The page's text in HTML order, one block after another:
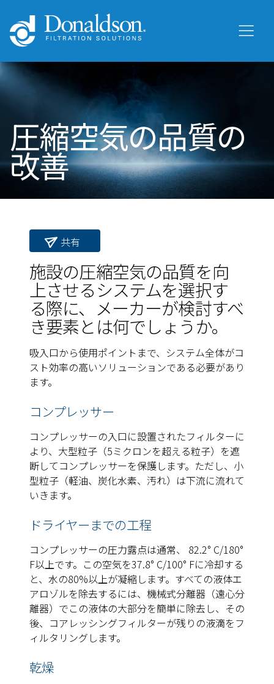
圧縮空気の品質の
改善
共有
施設の圧縮空気の品質を向
上させるシステムを選択す
る際に、メーカーが検討すべ
き要素とは何でしょうか。
吸入口から使用ポイントまで、システム全体がコ
スト効率の高いソリューションである必要があり
ます。
コンプレッサー
コンプレッサーの入口に設置されたフィルターに
より、大型粒子（5ミクロンを超える粒子）を遮
断してコンプレッサーを保護します。ただし、小
型粒子（軽油、炭化水素、汚れ）は下流に流れて
いきます。
ドライヤーまでの工程
コンプレッサーの圧力露点は通常、 82.2° C/180°
F以上です。この空気を37.8° C/100° Fに冷却する
と、水の80%以上が凝縮します。すべての液体エ
アロゾルを除去するには、機械式分離器（遠心分
離器）でこの液体の大部分を簡単に除去し、その
後、コアレッシングフィルターが残りの液滴をフ
ィルタリングします。
乾燥